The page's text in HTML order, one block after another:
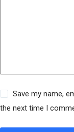
Save my name,
the next time I